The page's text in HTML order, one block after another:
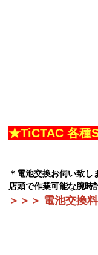
★TiCTAC 各種
＊電池交換お伺い致し
店頭で作業可能な腕時
＞＞＞ 電池交換